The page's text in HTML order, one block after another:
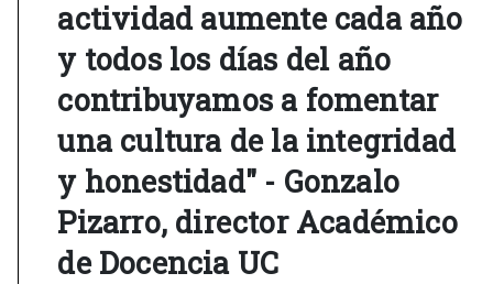
actividad aumente cada año
y todos los días del año
contribuyamos a fomentar
una cultura de la integridad
y honestidad" - Gonzalo
Pizarro, director Académico
de Docencia UC